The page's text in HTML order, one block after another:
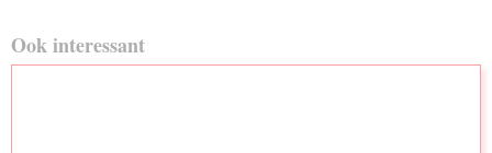
Ook interessant